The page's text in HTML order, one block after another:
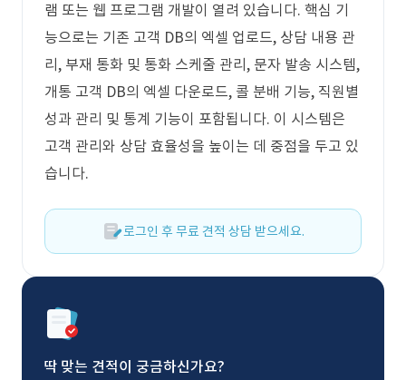
램 또는 웹 프로그램 개발이 열려 있습니다. 핵심 기
능으로는 기존 고객 DB의 엑셀 업로드, 상담 내용 관
리, 부재 통화 및 통화 스케줄 관리, 문자 발송 시스템,
개통 고객 DB의 엑셀 다운로드, 콜 분배 기능, 직원별
성과 관리 및 통계 기능이 포함됩니다. 이 시스템은
고객 관리와 상담 효율성을 높이는 데 중점을 두고 있
습니다.
로그인 후 무료 견적 상담 받으세요.
딱 맞는 견적이 궁금하신가요?